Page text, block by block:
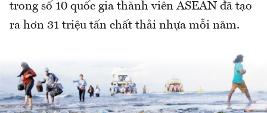
trong số 10 quốc gia thành viên ASEAN đã tạo
ra hơn 31 triệu tấn chất thải nhựa mỗi năm.